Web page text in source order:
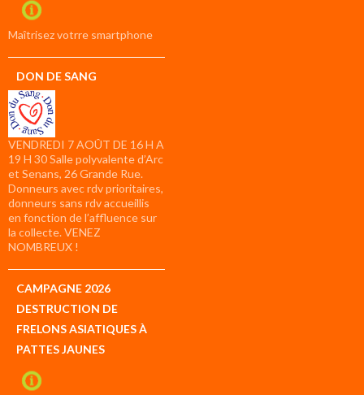
compte
Maîtrisez votrre smartphone
DON DE SANG
VENDREDI 7 AOÛT DE 16 H A
19 H 30 Salle polyvalente d’Arc
et Senans, 26 Grande Rue.
Donneurs avec rdv prioritaires,
donneurs sans rdv accueillis
en fonction de l’affluence sur
la collecte. VENEZ
NOMBREUX !
CAMPAGNE 2026
DESTRUCTION DE
FRELONS ASIATIQUES À
PATTES JAUNES